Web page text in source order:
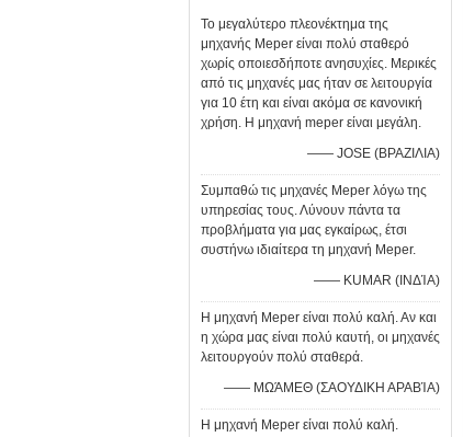
Το μεγαλύτερο πλεονέκτημα της
μηχανής Meper είναι πολύ σταθερό
χωρίς οποιεσδήποτε ανησυχίες. Μερικές
από τις μηχανές μας ήταν σε λειτουργία
για 10 έτη και είναι ακόμα σε κανονική
χρήση. Η μηχανή meper είναι μεγάλη.
—— JOSE (ΒΡΑΖΙΛΙΑ)
Συμπαθώ τις μηχανές Meper λόγω της
υπηρεσίας τους. Λύνουν πάντα τα
προβλήματα για μας εγκαίρως, έτσι
συστήνω ιδιαίτερα τη μηχανή Meper.
—— KUMAR (ΙΝΔΊΑ)
Η μηχανή Meper είναι πολύ καλή. Αν και
η χώρα μας είναι πολύ καυτή, οι μηχανές
λειτουργούν πολύ σταθερά.
—— ΜΩΆΜΕΘ (ΣΑΟΥΔΙΚΗ ΑΡΑΒΊΑ)
Η μηχανή Meper είναι πολύ καλή.